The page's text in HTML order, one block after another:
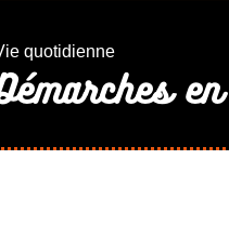
quotidienne